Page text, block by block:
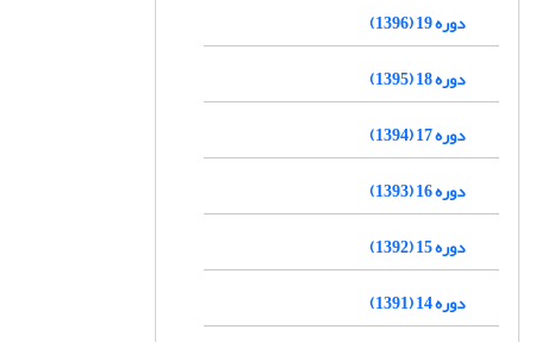
دوره 19 (1396)
دوره 18 (1395)
دوره 17 (1394)
دوره 16 (1393)
دوره 15 (1392)
دوره 14 (1391)